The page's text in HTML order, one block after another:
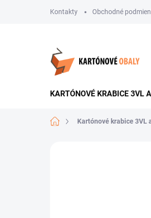
Kontakty Obchodné
KARTÓNOVÉ KRABICE 3VL
DomovKartónové krabice 3VL